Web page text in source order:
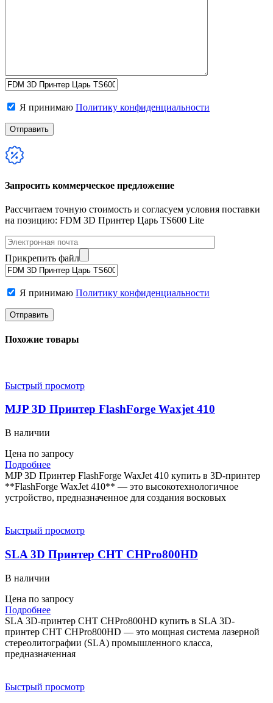
Я принимаю Политику конфиденциальности
Запросить коммерческое предложение
Рассчитаем точную стоимость и согласуем условия поставки
на позицию: FDM 3D Принтер Царь TS600 Lite
Прикрепить файл
Я принимаю Политику конфиденциальности
Похожие товары
Быстрый просмотр
MJP 3D Принтер FlashForge Waxjet 410
В наличии
Цена по запросу
Подробнее
MJP 3D Принтер FlashForge WaxJet 410 купить в 3D-принтер
**FlashForge WaxJet 410** — это высокотехнологичное
устройство, предназначенное для создания восковых
Быстрый просмотр
SLA 3D Принтер CHT CHPro800HD
В наличии
Цена по запросу
Подробнее
SLA 3D-принтер CHT CHPro800HD купить в SLA 3D-
принтер CHT CHPro800HD — это мощная система лазерной
стереолитографии (SLA) промышленного класса,
предназначенная
Быстрый просмотр